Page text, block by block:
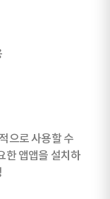
으로 사용할 수
한 앱앱을 설치하